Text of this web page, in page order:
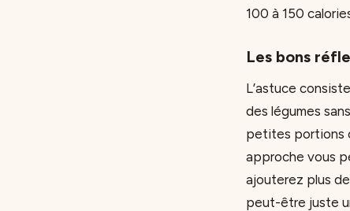
100 à 150
Les bons
L’astuce
des légumes
petites portions
approche vous
ajouterez plus
peut-être juste